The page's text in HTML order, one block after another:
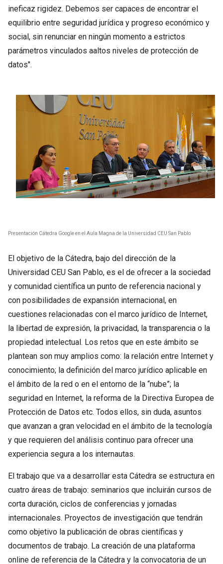
ineficaz rigidez. Debemos ser capaces de encontrar el
equilibrio entre seguridad jurídica y progreso económico y
social, sin renunciar en ningún momento a estrictos
parámetros vinculados aaltos niveles de protección de
datos".
Presentación Cátedra Google en el Aula Magna de la Universidad CEU San Pablo
El objetivo de la Cátedra, bajo del dirección de la
Universidad CEU San Pablo, es el de ofrecer a la sociedad
y comunidad científica un punto de referencia nacional y
con posibilidades de expansión internacional, en
cuestiones relacionadas con el marco jurídico de Internet,
la libertad de expresión, la privacidad, la transparencia o la
propiedad intelectual. Los retos que en este ámbito se
plantean son muy amplios como: la relación entre Internet y
conocimiento; la definición del marco jurídico aplicable en
el ámbito de la red o en el entorno de la “nube”; la
seguridad en Internet, la reforma de la Directiva Europea de
Protección de Datos etc. Todos ellos, sin duda, asuntos
que avanzan a gran velocidad en el ámbito de la tecnología
y que requieren del análisis continuo para ofrecer una
experiencia segura a los internautas.
El trabajo que va a desarrollar esta Cátedra se estructura en
cuatro áreas de trabajo: seminarios que incluirán cursos de
corta duración, ciclos de conferencias y jornadas
internacionales. Proyectos de investigación que tendrán
como objetivo la publicación de obras científicas y
documentos de trabajo. La creación de una plataforma
online de referencia de la Cátedra y la convocatoria de un